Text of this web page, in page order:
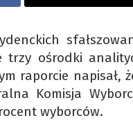
trzy ośrodki
raporcie napisał,
Komisja
wyborców.